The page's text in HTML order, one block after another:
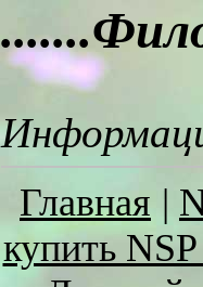
Главная |
купить